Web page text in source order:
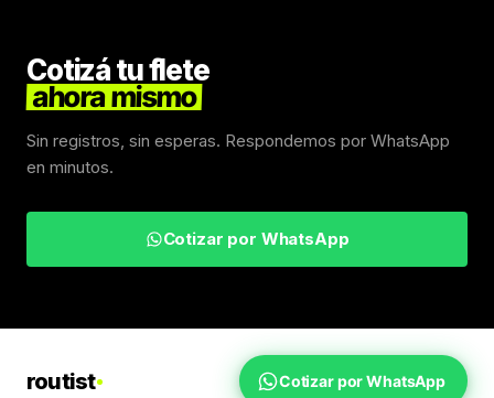
Cotizá tu flete
ahora mismo
Sin registros, sin esperas. Respondemos por WhatsApp
en minutos.
Cotizar por WhatsApp
routist Fletes UruguayInicio
Cotizar por WhatsApp